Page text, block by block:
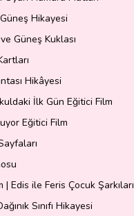
Hikayesi
Güneş Kuklası
Hikâyesi
İlk Gün Eğitici Film
Eğitici Film
| Edis ile Feris Çocuk Şarkıları
Sınıfı Hikayesi